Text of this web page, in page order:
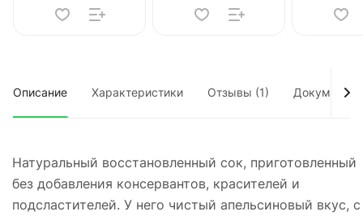
Описание Характеристики Отзывы (1) Документы
Натуральный восстановленный сок, приготовленный
без добавления консервантов, красителей и
подсластителей. У него чистый апельсиновый вкус, с